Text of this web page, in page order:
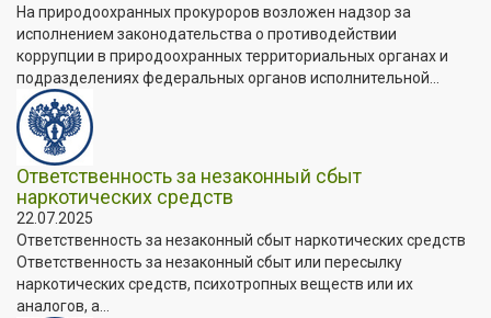
На природоохранных прокуроров возложен надзор за
исполнением законодательства о противодействии
коррупции в природоохранных территориальных органах и
подразделениях федеральных органов исполнительной...
Ответственность за незаконный сбыт
наркотических средств
22.07.2025
Ответственность за незаконный сбыт наркотических средств
Ответственность за незаконный сбыт или пересылку
наркотических средств, психотропных веществ или их
аналогов, а...